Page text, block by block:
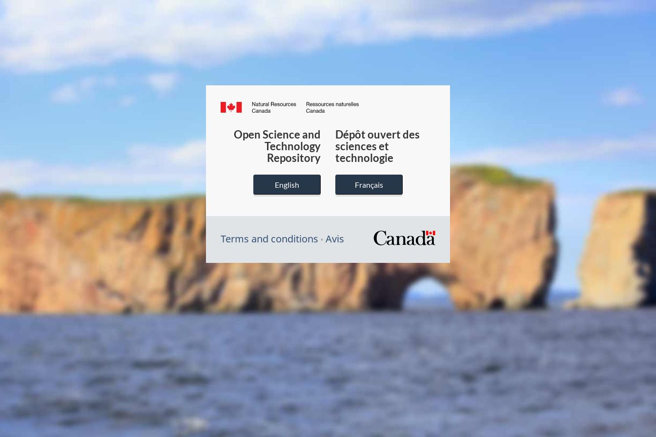
Canada.ca
du
Canada
Open Science and
Technology
Repository
English
Dépôt ouvert des
sciences et
technologie
Français
Terms and conditions Avis
/
du
gouvernement
du